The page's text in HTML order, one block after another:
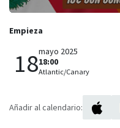
Empieza
18mayo 2025
18:00
Atlantic/Canary
Añadir al calendario: